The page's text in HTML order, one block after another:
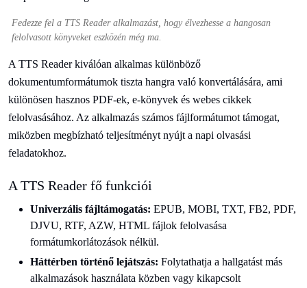
Fedezze fel a TTS Reader alkalmazást, hogy élvezhesse a hangosan
felolvasott könyveket eszközén még ma.
A TTS Reader kiválóan alkalmas különböző
dokumentumformátumok tiszta hangra való konvertálására, ami
különösen hasznos PDF-ek, e-könyvek és webes cikkek
felolvasásához. Az alkalmazás számos fájlformátumot támogat,
miközben megbízható teljesítményt nyújt a napi olvasási
feladatokhoz.
A TTS Reader fő funkciói
Univerzális fájltámogatás: EPUB, MOBI, TXT, FB2, PDF,
DJVU, RTF, AZW, HTML fájlok felolvasása
formátumkorlátozások nélkül.
Háttérben történő lejátszás: Folytathatja a hallgatást más
alkalmazások használata közben vagy kikapcsolt